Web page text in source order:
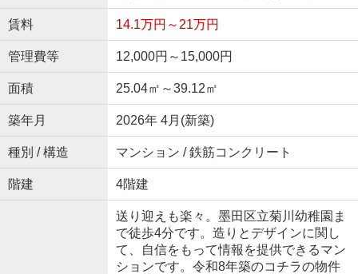
賃料 14.1万円～21万円
管理費等 12,000円～15,000円
面積 25.04㎡～39.12㎡
築年月 2026年 4月(新築)
種別 / 構造 マンション / 鉄筋コンクリート
階建 4階建
送り迎えも楽々。墨田区立菊川幼稚園ま
で徒歩4分です。造りとデザインに関し
て、自信をもって情報を提供できるマン
ションです。令和8年築のコチラの物件